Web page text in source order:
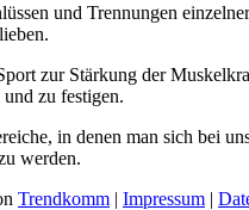
und Trennungen
zur Stärkung der
zu festigen.
in denen man sich bei
werden.
Trendkomm | Impressum |